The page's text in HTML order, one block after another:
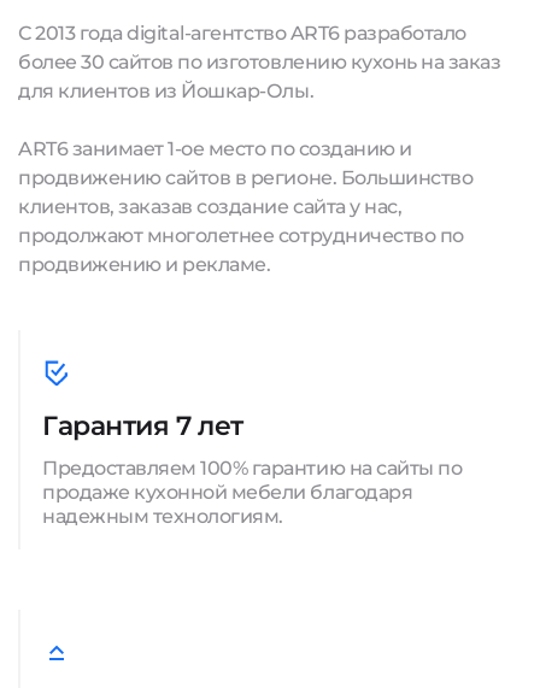
С 2013 года digital-агентство ART6 разработало
более 30 сайтов по изготовлению кухонь на заказ
для клиентов из Йошкар-Олы.
ART6 занимает 1-ое место по созданию и
продвижению сайтов в регионе. Большинство
клиентов, заказав создание сайта у нас,
продолжают многолетнее сотрудничество по
продвижению и рекламе.
Гарантия 7 лет
Предоставляем 100% гарантию на сайты по
продаже кухонной мебели благодаря
надежным технологиям.